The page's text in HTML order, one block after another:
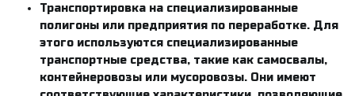
Транспортировка на специализированные
полигоны или предприятия по переработке. Для
этого используются специализированные
транспортные средства, такие как самосвалы,
контейнеровозы или мусоровозы. Они имеют